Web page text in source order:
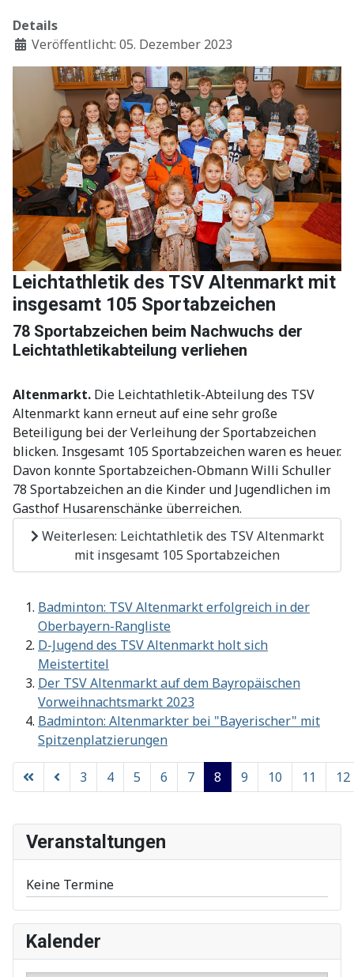
Details
Veröffentlicht: 05. Dezember 2023
Leichtathletik des TSV Altenmarkt mit
insgesamt 105 Sportabzeichen
78 Sportabzeichen beim Nachwuchs der
Leichtathletikabteilung verliehen
Altenmarkt. Die Leichtathletik-Abteilung des TSV
Altenmarkt kann erneut auf eine sehr große
Beteiligung bei der Verleihung der Sportabzeichen
blicken. Insgesamt 105 Sportabzeichen waren es heuer.
Davon konnte Sportabzeichen-Obmann Willi Schuller
78 Sportabzeichen an die Kinder und Jugendlichen im
Gasthof Husarenschänke überreichen.
Weiterlesen: Leichtathletik des TSV Altenmarkt
mit insgesamt 105 Sportabzeichen
Badminton: TSV Altenmarkt erfolgreich in der
Oberbayern-Rangliste
D-Jugend des TSV Altenmarkt holt sich
Meistertitel
Der TSV Altenmarkt auf dem Bayropäischen
Vorweihnachtsmarkt 2023
Badminton: Altenmarkter bei "Bayerischer" mit
Spitzenplatzierungen
Seite 8 von 55
3 4 5 6 7 8 9 10 11 12
Veranstaltungen
Keine Termine
Kalender